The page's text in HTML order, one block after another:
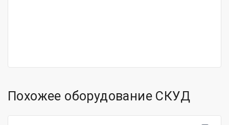
Похожее оборудование СКУД